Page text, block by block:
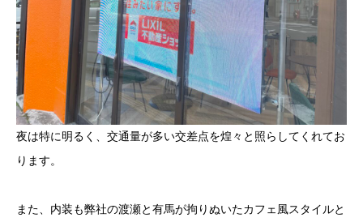
夜は特に明るく、交通量が多い交差点を煌々と照らしてくれてお
ります。
また、内装も弊社の渡瀬と有馬が拘りぬいたカフェ風スタイルと